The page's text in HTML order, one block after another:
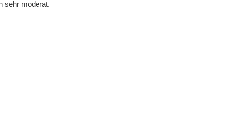
sehr moderat.